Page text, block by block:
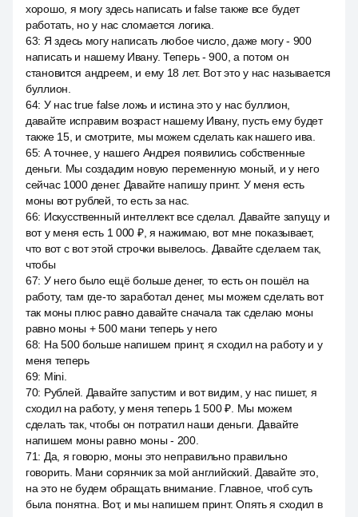
хорошо, я могу здесь написать и false также все будет
работать, но у нас сломается логика.
63: Я здесь могу написать любое число, даже могу - 900
написать и нашему Ивану. Теперь - 900, а потом он
становится андреем, и ему 18 лет. Вот это у нас называется
буллион.
64: У нас true false ложь и истина это у нас буллион,
давайте исправим возраст нашему Ивану, пусть ему будет
также 15, и смотрите, мы можем сделать как нашего ива.
65: А точнее, у нашего Андрея появились собственные
деньги. Мы создадим новую переменную моный, и у него
сейчас 1000 денег. Давайте напишу принт. У меня есть
моны вот рублей, то есть за нас.
66: Искусственный интеллект все сделал. Давайте запущу и
вот у меня есть 1 000 ₽, я нажимаю, вот мне показывает,
что вот с вот этой строчки вывелось. Давайте сделаем так,
чтобы
67: У него было ещё больше денег, то есть он пошёл на
работу, там где-то заработал денег, мы можем сделать вот
так моны плюс равно давайте сначала так сделаю моны
равно моны + 500 мани теперь у него
68: На 500 больше напишем принт, я сходил на работу и у
меня теперь
69: Mini.
70: Рублей. Давайте запустим и вот видим, у нас пишет, я
сходил на работу, у меня теперь 1 500 ₽. Мы можем
сделать так, чтобы он потратил наши деньги. Давайте
напишем моны равно моны - 200.
71: Да, я говорю, моны это неправильно правильно
говорить. Мани сорянчик за мой английский. Давайте это,
на это не будем обращать внимание. Главное, чтоб суть
была понятна. Вот, и мы напишем принт. Опять я сходил в